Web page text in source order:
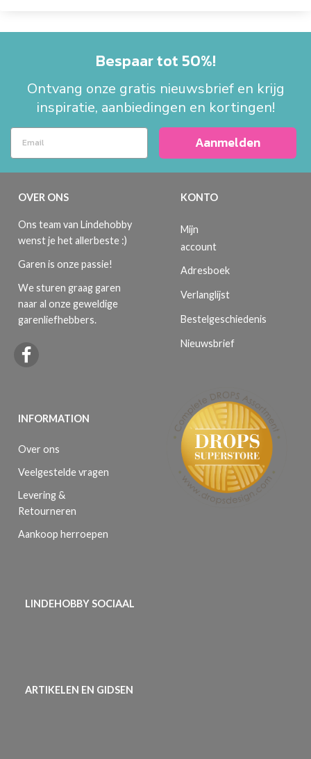
Bespaar tot 50%!
Ontvang onze gratis nieuwsbrief en krijg
inspiratie, aanbiedingen en kortingen!
Aanmelden
OVER ONS
Ons team van Lindehobby
wenst je het allerbeste :)
Garen is onze passie!
We sturen graag garen
naar al onze geweldige
garenliefhebbers.
INFORMATION
Over ons
Veelgestelde vragen
Levering &
Retourneren
Aankoop herroepen
KONTO
Mijn
account
Adresboek
Verlanglijst
Bestelgeschiedenis
Nieuwsbrief
LINDEHOBBY SOCIAAL
ARTIKELEN EN GIDSEN